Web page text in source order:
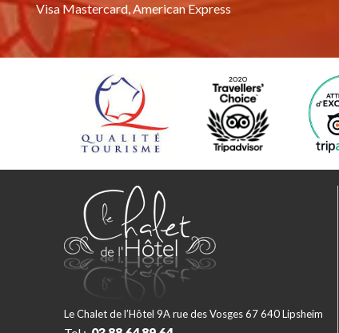
Visa Mastercard, American Express
Le Chalet de l’Hôtel 9A rue des Vosges 67 640 Lipsheim